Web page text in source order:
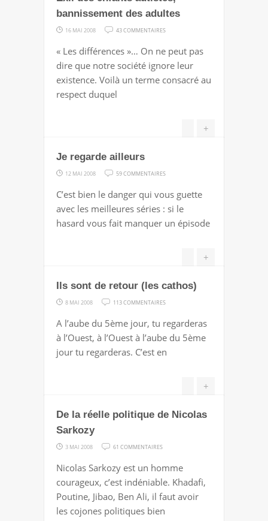
bannissement des adultes
16 MAI 2008 43 COMMENTAIRES
DES
ENFANTS
AUTISTES,
« Les différences »… On ne peut pas
dire que notre société ignore leur
existence. Voilà un terme consacré au
respect duquel
+
Je regarde ailleurs
12 MAI 2008 59 COMMENTAIRES
REGARDE
AILLEURS
C’est bien le danger qui vous guette
avec les meilleures séries : si le
hasard vous fait manquer un épisode
+
Ils sont de retour (les cathos)
8 MAI 2008 113 COMMENTAIRES
SONT
DE
RETOUR
A l’aube du 5ème jour, tu regarderas
à l’Ouest, à l’Ouest à l’aube du 5ème
jour tu regarderas. C’est en
+
De la réelle politique de Nicolas
Sarkozy
3 MAI 2008 61 COMMENTAIRES
LA
RÉELLE
POLITIQUE
DE
Nicolas Sarkozy est un homme
courageux, c’est indéniable. Khadafi,
Poutine, Jibao, Ben Ali, il faut avoir
les cojones politiques bien